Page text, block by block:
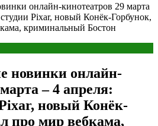
онлайн-кинотеатров 29 марта
Pixar, новый Конёк-Горбунок,
криминальный Бостон
новинки онлайн-
– 4 апреля:
новый Конёк-
про мир вебкама,